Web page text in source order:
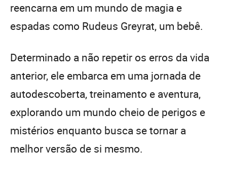
reencarna em um mundo de magia e
espadas como Rudeus Greyrat, um bebê.
Determinado a não repetir os erros da vida
anterior, ele embarca em uma jornada de
autodescoberta, treinamento e aventura,
explorando um mundo cheio de perigos e
mistérios enquanto busca se tornar a
melhor versão de si mesmo.